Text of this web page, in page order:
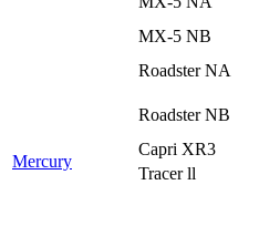
MX-5 NB
Roadster NA
Roadster NB
Mercury
Capri XR3
Tracer ll